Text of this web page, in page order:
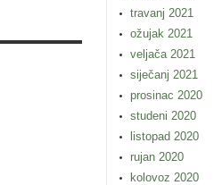
travanj 2021
ožujak 2021
veljača 2021
siječanj 2021
prosinac 2020
studeni 2020
listopad 2020
rujan 2020
kolovoz 2020